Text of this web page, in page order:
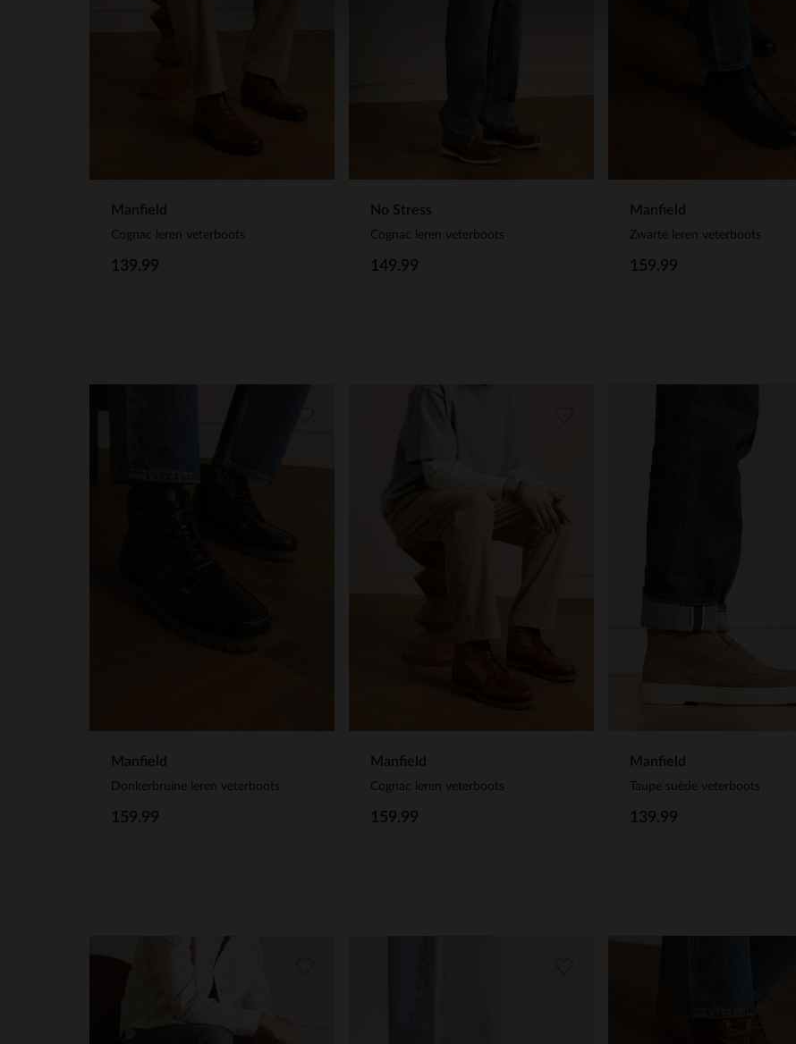
Manfield
Cognac leren veterboots
139.99
No Stress
Cognac leren veterboots
149.99
Manfield
Zwarte leren veterboots
159.99
Manfield
Donkerbruine leren veterboots
159.99
Manfield
Cognac leren veterboots
159.99
Manfield
Taupe suède veterboots
139.99